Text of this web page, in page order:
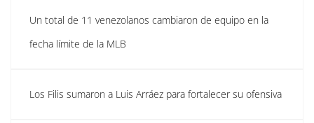
Un total de 11 venezolanos cambiaron de equipo en la
fecha límite de la MLB
Los Filis sumaron a Luis Arráez para fortalecer su ofensiva